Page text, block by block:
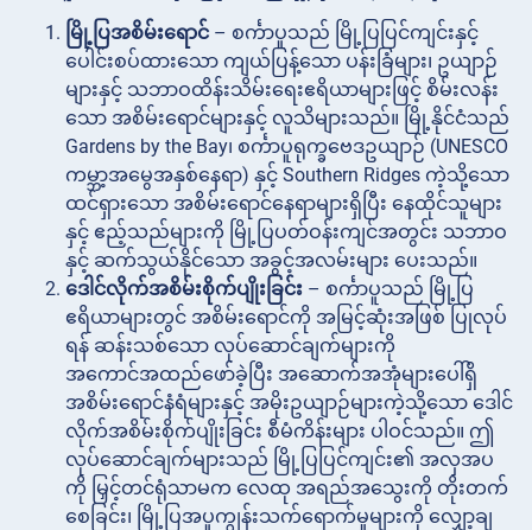
မြို့ပြအစိမ်းရောင် – စင်္ကာပူသည် မြို့ပြပြင်ကျင်းနှင့်
ပေါင်းစပ်ထားသော ကျယ်ပြန့်သော ပန်းခြံများ၊ ဥယျာဉ်
များနှင့် သဘာဝထိန်းသိမ်းရေးဧရိယာများဖြင့် စိမ်းလန်း
သော အစိမ်းရောင်များနှင့် လူသိများသည်။ မြို့နိုင်ငံသည်
Gardens by the Bay၊ စင်္ကာပူရုက္ခဗေဒဥယျာဉ် (UNESCO
ကမ္ဘာ့အမွေအနှစ်နေရာ) နှင့် Southern Ridges ကဲ့သို့သော
ထင်ရှားသော အစိမ်းရောင်နေရာများရှိပြီး နေထိုင်သူများ
နှင့် ဧည့်သည်များကို မြို့ပြပတ်ဝန်းကျင်အတွင်း သဘာဝ
နှင့် ဆက်သွယ်နိုင်သော အခွင့်အလမ်းများ ပေးသည်။
ဒေါင်လိုက်အစိမ်းစိုက်ပျိုးခြင်း – စင်္ကာပူသည် မြို့ပြ
ဧရိယာများတွင် အစိမ်းရောင်ကို အမြင့်ဆုံးအဖြစ် ပြုလုပ်
ရန် ဆန်းသစ်သော လုပ်ဆောင်ချက်များကို
အကောင်အထည်ဖော်ခဲ့ပြီး အဆောက်အအုံများပေါ်ရှိ
အစိမ်းရောင်နံရံများနှင့် အမိုးဥယျာဉ်များကဲ့သို့သော ဒေါင်
လိုက်အစိမ်းစိုက်ပျိုးခြင်း စီမံကိန်းများ ပါဝင်သည်။ ဤ
လုပ်ဆောင်ချက်များသည် မြို့ပြပြင်ကျင်း၏ အလှအပ
ကို မြှင့်တင်ရုံသာမက လေထု အရည်အသွေးကို တိုးတက်
စေခြင်း၊ မြို့ပြအပူကျွန်းသက်ရောက်မှုများကို လျှော့ချ